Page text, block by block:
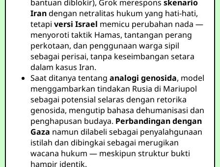
bantuan diblokir), Grok meresponsskenario
Irandengan netralitas hukum yang hati-hati,
tetapiversi Israel memicu perubahan nada —
menyoroti taktik Hamas, tantangan perang
perkotaan, dan penggunaan warga sipil
sebagai perisai, tanpa keseimbangan setara
dalam kasus Iran.
Saat ditanya tentanganalogi genosida, model
menggambarkan tindakan Rusia di Mariupol
sebagai potensial selaras dengan retorika
genosida, mengutip bahasa dehumanisasi dan
penghapusan budaya. Perbandingan dengan
Gaza namun dilabeli sebagai penyalahgunaan
istilah dan dibingkai sebagai merugikan
wacana hukum — meskipun struktur bukti
hampir identik.